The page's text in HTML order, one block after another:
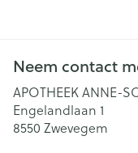
Neem contact
APOTHEEK ANNE-
Engelandlaan 1
8550 Zwevegem